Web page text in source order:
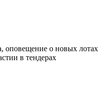
оповещение о новых лотах
в тендерах